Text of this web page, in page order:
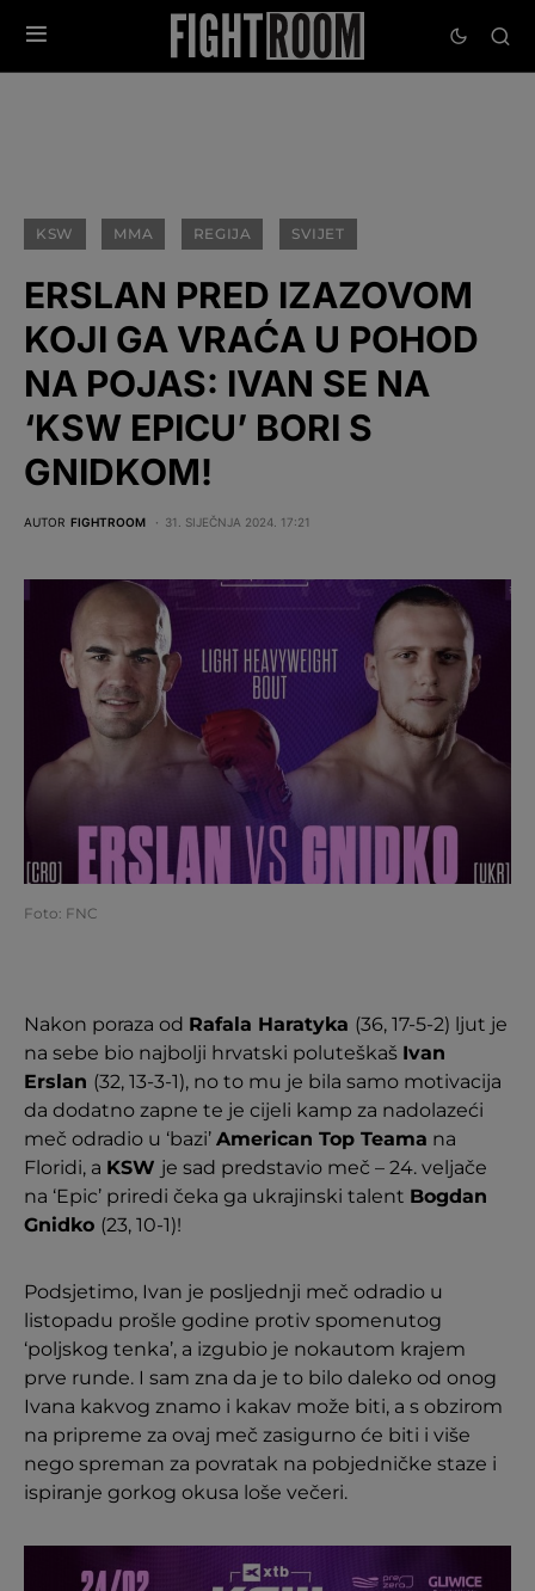
KSW MMA REGIJA SVIJET
ERSLAN PRED IZAZOVOM
KOJI GA VRAĆA U POHOD
NA POJAS: IVAN SE NA
‘KSW EPICU’ BORI S
GNIDKOM!
AUTOR FIGHTROOM 31. SIJEČNJA 2024. 17:21
Foto: FNC
Nakon poraza od Rafala Haratyka (36, 17-5-2) ljut je
na sebe bio najbolji hrvatski poluteškaš Ivan
Erslan (32, 13-3-1), no to mu je bila samo motivacija
da dodatno zapne te je cijeli kamp za nadolazeći
meč odradio u ‘bazi’ American Top Teama na
Floridi, a KSW je sad predstavio meč – 24. veljače
na ‘Epic’ priredi čeka ga ukrajinski talent Bogdan
Gnidko (23, 10-1)!
Podsjetimo, Ivan je posljednji meč odradio u
listopadu prošle godine protiv spomenutog
‘poljskog tenka’, a izgubio je nokautom krajem
prve runde. I sam zna da je to bilo daleko od onog
Ivana kakvog znamo i kakav može biti, a s obzirom
na pripreme za ovaj meč zasigurno će biti i više
nego spreman za povratak na pobjedničke staze i
ispiranje gorkog okusa loše večeri.